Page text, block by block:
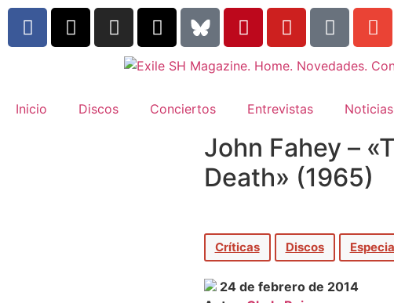
Inicio Discos Conciertos Entrevistas Noticias
John Fahey –
Death» (1965)
Críticas Discos
24 de febrero de 2014